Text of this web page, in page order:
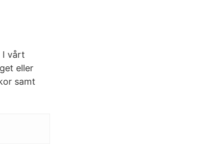
I vårt
eller
samt